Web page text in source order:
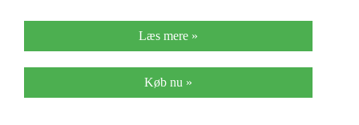
Læs mere »
Køb nu »